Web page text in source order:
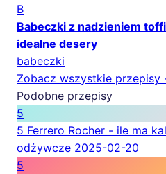
B
Babeczki z nadzieniem
idealne desery
babeczki
Zobacz wszystkie przepisy
Podobne przepisy
5
5 Ferrero Rocher - ile ma
odżywcze 2025-02-20
5